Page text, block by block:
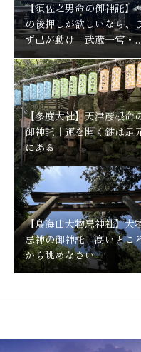
【須佐之男命の御神託】
の後押しが欲しいなら、
ず己が動け｜武蔵一宮・
川神社
【多度大社】天津彦根命
御神託｜運を開く鍵は足
にある
【鳥海山大物忌神社】大
忌神の御神託｜高いとこ
から眺めなさい